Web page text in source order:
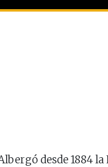
desde 1884 la